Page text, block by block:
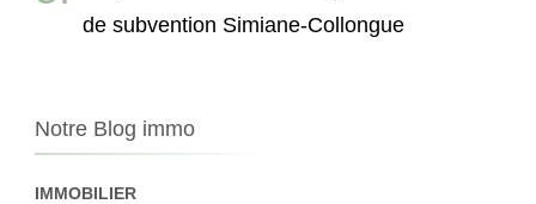
de subvention Simiane-Collongue
Notre Blog immo
IMMOBILIER